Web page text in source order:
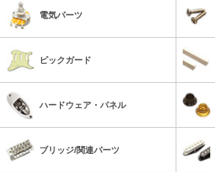
電気パーツ
ピックガード
ハードウェア・パネル
ブリッジ/関連パーツ